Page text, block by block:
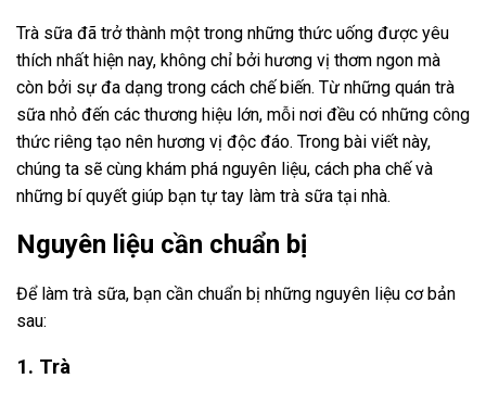
Trà sữa đã trở thành một trong những thức uống được yêu
thích nhất hiện nay, không chỉ bởi hương vị thơm ngon mà
còn bởi sự đa dạng trong cách chế biến. Từ những quán trà
sữa nhỏ đến các thương hiệu lớn, mỗi nơi đều có những công
thức riêng tạo nên hương vị độc đáo. Trong bài viết này,
chúng ta sẽ cùng khám phá nguyên liệu, cách pha chế và
những bí quyết giúp bạn tự tay làm trà sữa tại nhà.
Nguyên liệu cần chuẩn bị
Để làm trà sữa, bạn cần chuẩn bị những nguyên liệu cơ bản
sau:
1. Trà